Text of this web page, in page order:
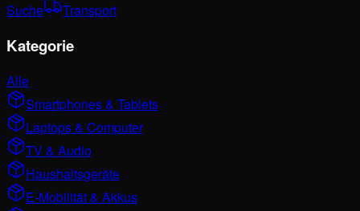
Suche
Transport
Kategorie
Alle
Smartphones & Tablets
Laptops & Computer
TV & Audio
Haushaltsgeräte
E-Mobilität & Akkus